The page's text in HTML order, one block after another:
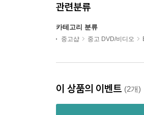
관련분류
카테고리 분류
중고샵 중고 DVD/비디오
이 상품의 이벤트 (2개)